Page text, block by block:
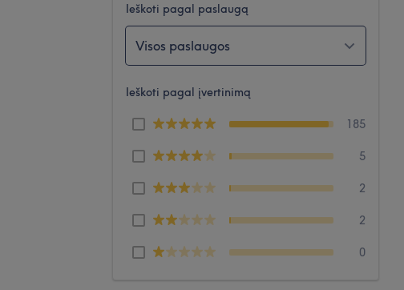
Ieškoti pagal paslaugą
Visos paslaugos
Ieškoti pagal įvertinimą
185
5
2
2
0